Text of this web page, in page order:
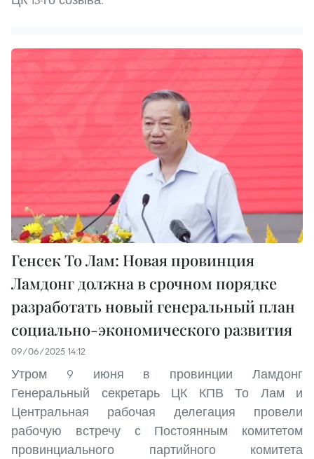
Генсек То Лам: Новая провинция
Ламдонг должна в срочном порядке
разработать новый генеральный план
социально-экономического развития
09/06/2025 14:12
Утром 9 июня в провинции Ламдонг
Генеральный секретарь ЦК КПВ То Лам и
Центральная рабочая делегация провели
рабочую встречу с Постоянным комитетом
провинциального партийного комитета